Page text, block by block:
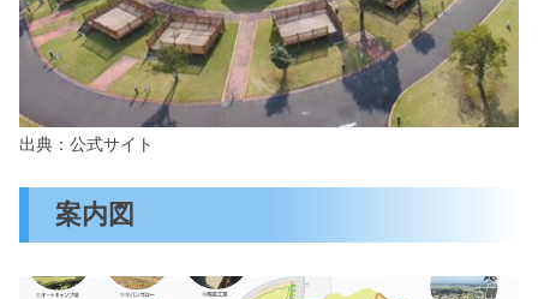
出典：公式サイト
案内図